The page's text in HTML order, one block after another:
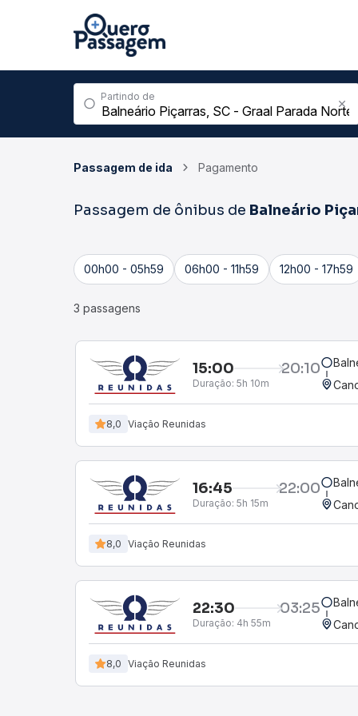
Partindo de
Passagem de ida Pagamento
Passagem de ônibus de Balneário
00h00 - 05h59 06h00 - 11h59 12h00 - 17h59
3 passagens
15:00 20:10
Duração: 5h 10m
8,0 Viação Reunidas
16:45 22:00
Duração: 5h 15m
8,0 Viação Reunidas
22:30 03:25
Duração: 4h 55m
8,0 Viação Reunidas